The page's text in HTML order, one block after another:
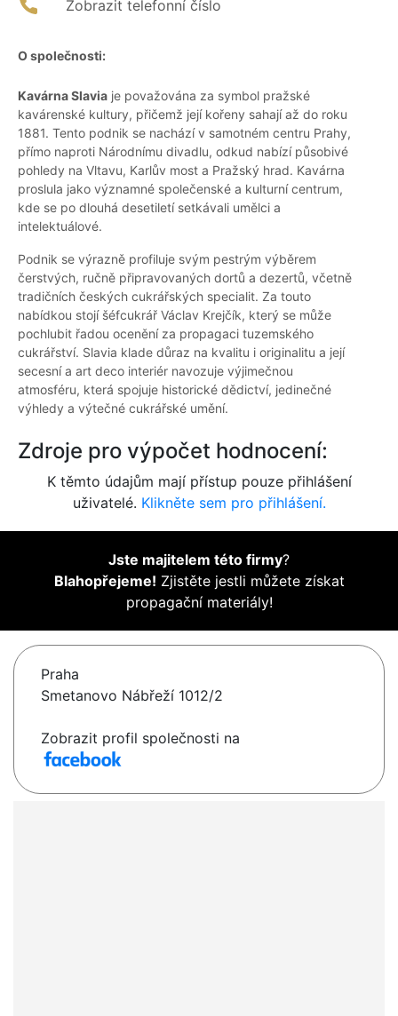
Zobrazit telefonní číslo
O společnosti:
Kavárna Slavia je považována za symbol pražské
kavárenské kultury, přičemž její kořeny sahají až do roku
1881. Tento podnik se nachází v samotném centru Prahy,
přímo naproti Národnímu divadlu, odkud nabízí působivé
pohledy na Vltavu, Karlův most a Pražský hrad. Kavárna
proslula jako významné společenské a kulturní centrum,
kde se po dlouhá desetiletí setkávali umělci a
intelektuálové.
Podnik se výrazně profiluje svým pestrým výběrem
čerstvých, ručně připravovaných dortů a dezertů, včetně
tradičních českých cukrářských specialit. Za touto
nabídkou stojí šéfcukrář Václav Krejčík, který se může
pochlubit řadou ocenění za propagaci tuzemského
cukrářství. Slavia klade důraz na kvalitu i originalitu a její
secesní a art deco interiér navozuje výjimečnou
atmosféru, která spojuje historické dědictví, jedinečné
výhledy a výtečné cukrářské umění.
Zdroje pro výpočet hodnocení:
K těmto údajům mají přístup pouze přihlášení
uživatelé. Klikněte sem pro přihlášení.
Jste majitelem této firmy?
Blahopřejeme! Zjistěte jestli můžete získat
propagační materiály!
Praha
Smetanovo Nábřeží 1012/2
Zobrazit profil společnosti na